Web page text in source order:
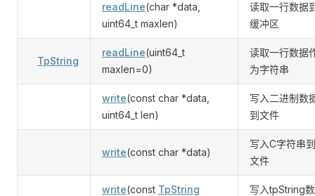
readLine(char *data,
uint64_t maxlen)
读取一行数据
缓冲区
TpString
readLine(uint64_t
maxlen=0)
读取一行数据
为字符串
write(const char *data,
uint64_t len)
写入二进制数
到文件
write(const char *data)
写入C字符串到
文件
write(const TpString
写入tpString数